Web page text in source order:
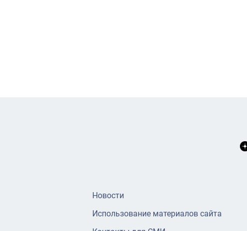
Новости
Использование материалов сайта